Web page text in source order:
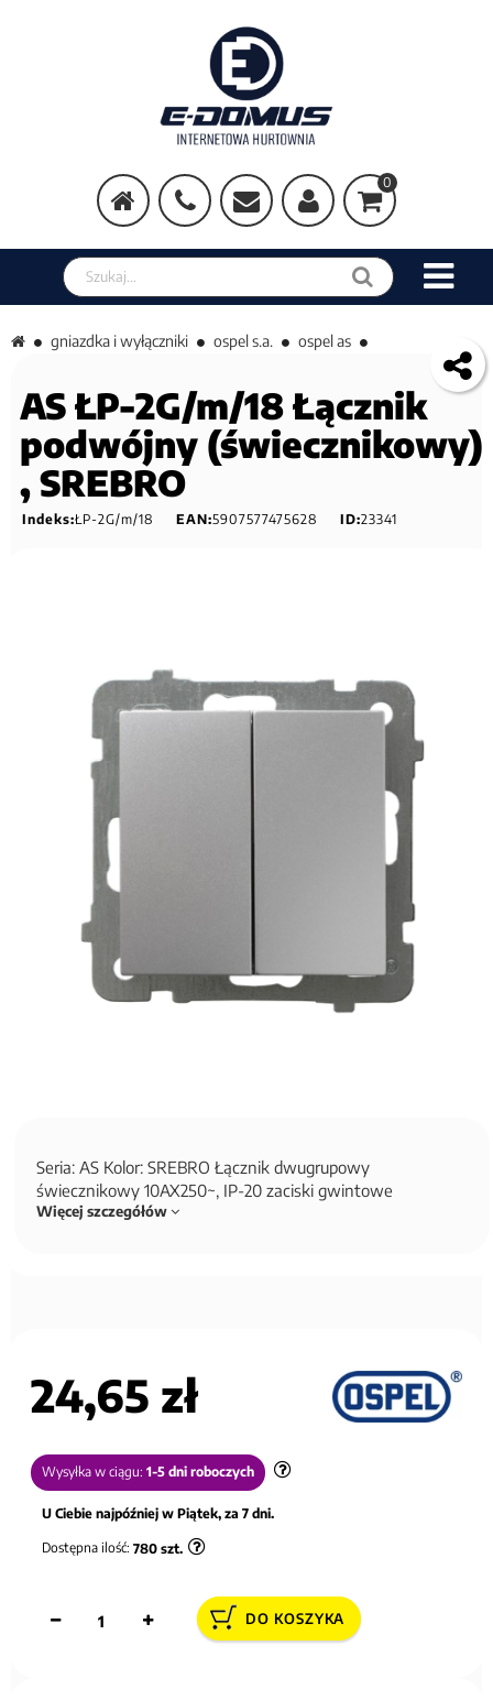
0
Szukaj w sklepie
gniazdka i wyłączniki ospel s.a. ospel as
AS ŁP-2G/m/18 Łącznik
podwójny (świecznikowy)
, SREBRO
Indeks:ŁP-2G/m/18 EAN:5907577475628 ID:23341
Seria: AS Kolor: SREBRO Łącznik dwugrupowy
świecznikowy 10AX250~, IP-20 zaciski gwintowe
Więcej szczegółów
24,65 zł
Wysyłka w ciągu: 1-5 dni roboczych
U Ciebie najpóźniej w Piątek, za 7 dni.
Dostępna ilość: 780 szt.
DO KOSZYKA